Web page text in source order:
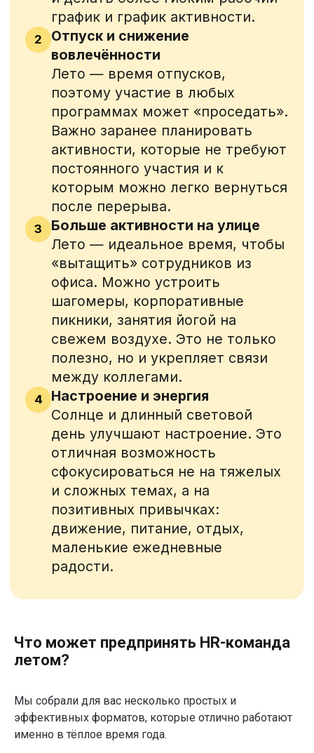
Что может предпринять HR-команда
летом?
Мы собрали для вас несколько простых и
эффективных форматов, которые отлично работают
именно в тёплое время года.